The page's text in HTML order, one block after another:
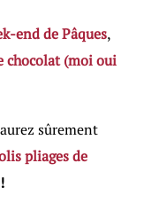
end de Pâques,
chocolat (moi oui
sûrement
pliages de